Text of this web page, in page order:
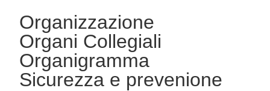
Organizzazione
Organi Collegiali
Organigramma
Sicurezza e prevenione